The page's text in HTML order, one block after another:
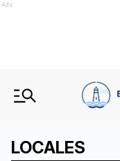
Ads
LOCALES